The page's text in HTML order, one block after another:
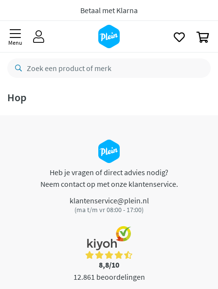
Betaal met Klarna
Menu
Hop
Heb je vragen of direct advies nodig?
Neem contact op met onze klantenservice.
klantenservice@plein.nl
(ma t/m vr 08:00 - 17:00)
8,8/10
12.861 beoordelingen